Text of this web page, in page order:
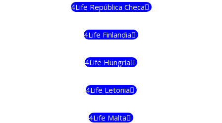
4Life República Checa
4Life Finlandia
4Life Hungria
4Life Letonia
4Life Malta